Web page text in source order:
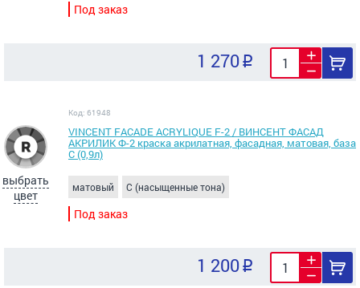
Под заказ
1 270
выбрать
цвет
Код: 61948
VINCENT FACADE ACRYLIQUE F-2 / ВИНСЕНТ ФАСАД
АКРИЛИК Ф-2 краска акрилатная, фасадная, матовая, база
С (0,9л)
матовый C (насыщенные тона)
Под заказ
1 200